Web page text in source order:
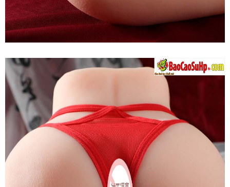
Mông
Quỷ
Mizzzee
Ji
Kagayaki
Nguyên
Khối
Thụt
Hậu
Thích